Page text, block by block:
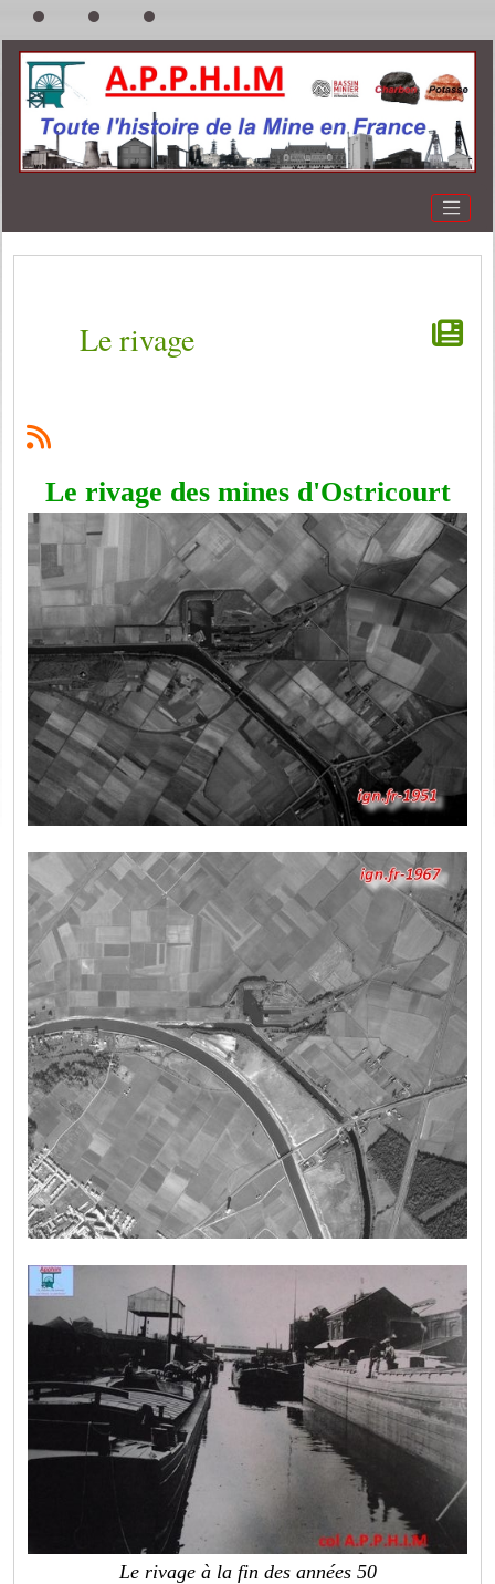
Le rivage
Le rivage des mines d'Ostricourt
Le rivage à la fin des années 50